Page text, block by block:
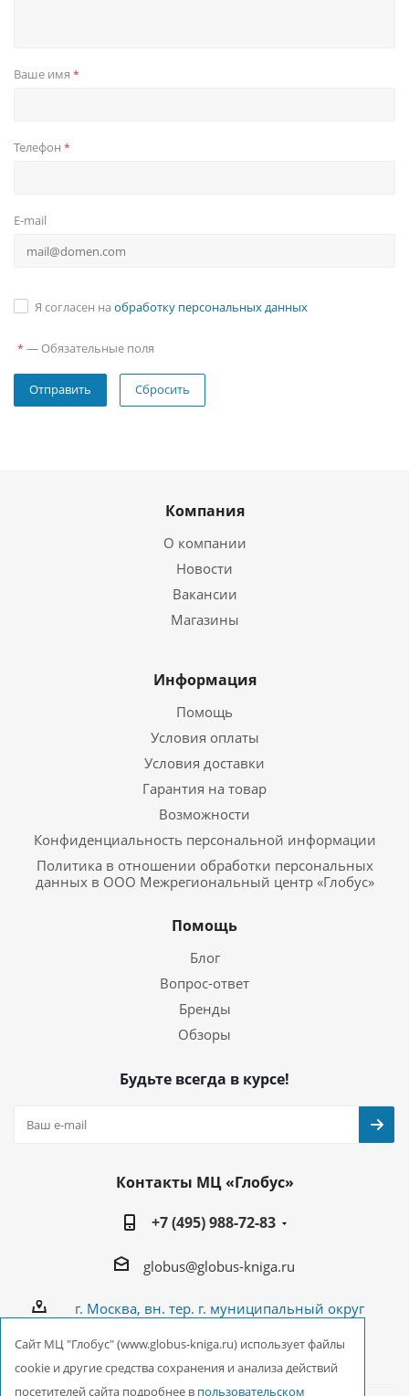
Ваше имя *
Телефон *
E-mail
Я согласен на обработку персональных данных
* — Обязательные поля
Сбросить
Компания
О компании
Новости
Вакансии
Магазины
Информация
Помощь
Условия оплаты
Условия доставки
Гарантия на товар
Возможности
Конфиденциальность персональной информации
Политика в отношении обработки персональных
данных в ООО Межрегиональный центр «Глобус»
Помощь
Блог
Вопрос-ответ
Бренды
Обзоры
Будьте всегда в курсе!
Контакты МЦ «Глобус»
+7 (495) 988-72-83
globus@globus-kniga.ru
г. Москва, вн. тер. г. муниципальный округ
Cайт МЦ "Глобус" (www.globus-kniga.ru) использует файлы
cookie и другие средства сохранения и анализа действий
посетителей сайта подробнее в пользовательском